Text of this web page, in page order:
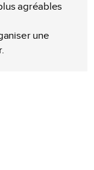
agréables
une